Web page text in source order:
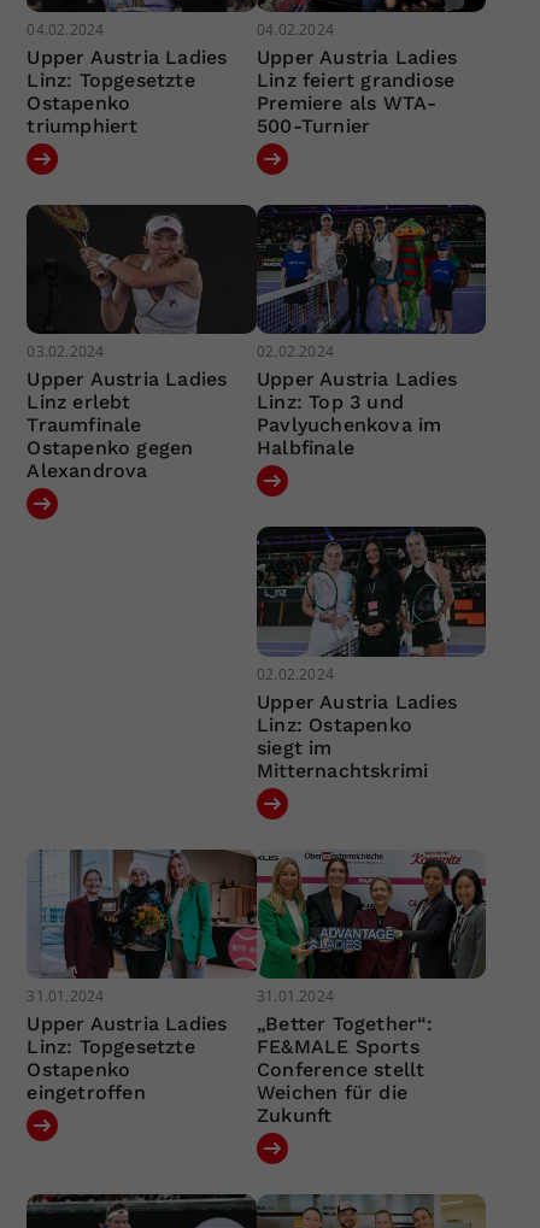
04.02.2024
Upper Austria Ladies
Linz: Topgesetzte
Ostapenko
triumphiert
04.02.2024
Upper Austria Ladies
Linz feiert grandiose
Premiere als WTA-
500-Turnier
03.02.2024
Upper Austria Ladies
Linz erlebt
Traumfinale
Ostapenko gegen
Alexandrova
02.02.2024
Upper Austria Ladies
Linz: Top 3 und
Pavlyuchenkova im
Halbfinale
02.02.2024
Upper Austria Ladies
Linz: Ostapenko
siegt im
Mitternachtskrimi
31.01.2024
Upper Austria Ladies
Linz: Topgesetzte
Ostapenko
eingetroffen
31.01.2024
„Better Together“:
FE&MALE Sports
Conference stellt
Weichen für die
Zukunft